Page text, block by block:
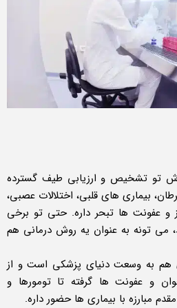
تو تشخیص و ارزیابی طیف گسترده
بیماری های قلبی، اختلالات عصبی،
و عفونت ها تبحر داره. حتی تو برخی
می تونه به عنوان یه روش درمانی هم
هم به وسعت دنیای پزشکی است و از
و عفونت ها گرفته تا تومورها و
مبارزه با بیماری ها حضور داره.